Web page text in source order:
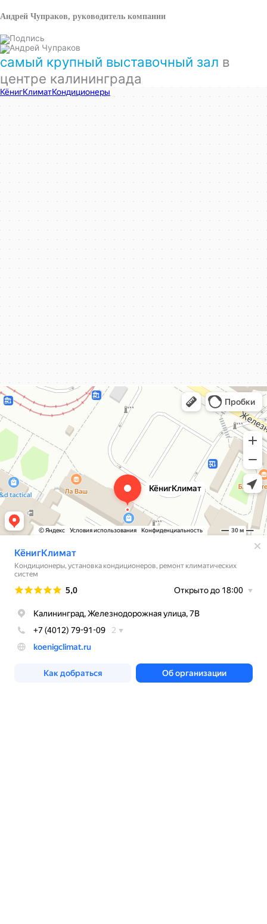
Андрей Чупраков, руководитель компании
самый крупный выставочный зал в
центре калининграда
КёнигКлимат
Кондиционеры в Калининграде
КёнигКлимат
Кондиционеры в Калининграде
Установка кондиционеров в Калининграде